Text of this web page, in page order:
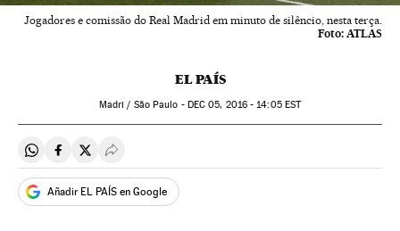
Jogadores e comissão do Real Madrid em minuto de silêncio, nesta terça.
Foto: ATLAS
EL PAÍS
Madri / São Paulo - DEC 05, 2016 - 14:05EST
Compartir en Whatsapp
Compartir en Facebook
Compartir en Twitter
Desplegar Redes Sociales
Añadir EL PAÍS en Google